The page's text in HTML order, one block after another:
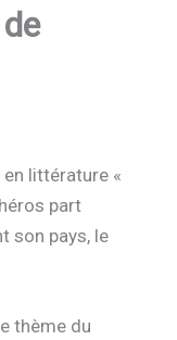
littérature «
part
son pays, le
thème du